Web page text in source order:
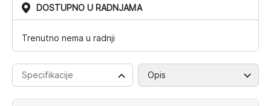
DOSTUPNO U RADNJAMA
Trenutno nema u radnji
Specifikacije Opis